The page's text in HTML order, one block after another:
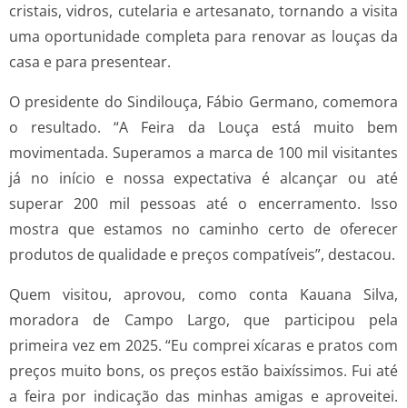
cristais, vidros, cutelaria e artesanato, tornando a visita
uma oportunidade completa para renovar as louças da
casa e para presentear.
O presidente do Sindilouça, Fábio Germano, comemora
o resultado. “A Feira da Louça está muito bem
movimentada. Superamos a marca de 100 mil visitantes
já no início e nossa expectativa é alcançar ou até
superar 200 mil pessoas até o encerramento. Isso
mostra que estamos no caminho certo de oferecer
produtos de qualidade e preços compatíveis”, destacou.
Quem visitou, aprovou, como conta Kauana Silva,
moradora de Campo Largo, que participou pela
primeira vez em 2025. “Eu comprei xícaras e pratos com
preços muito bons, os preços estão baixíssimos. Fui até
a feira por indicação das minhas amigas e aproveitei.